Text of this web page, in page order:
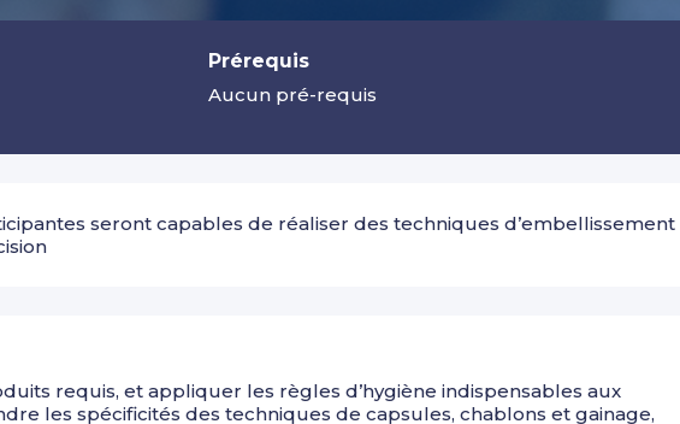
Prérequis
Aucun pré-requis
seront capables de réaliser des techniques d’embellissement
requis, et appliquer les règles d’hygiène indispensables aux
les spécificités des techniques de capsules, chablons et gainage,